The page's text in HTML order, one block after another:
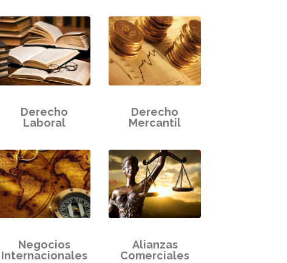
Derecho
Laboral
Derecho
Mercantil
Negocios
Internacionales
Alianzas
Comerciales